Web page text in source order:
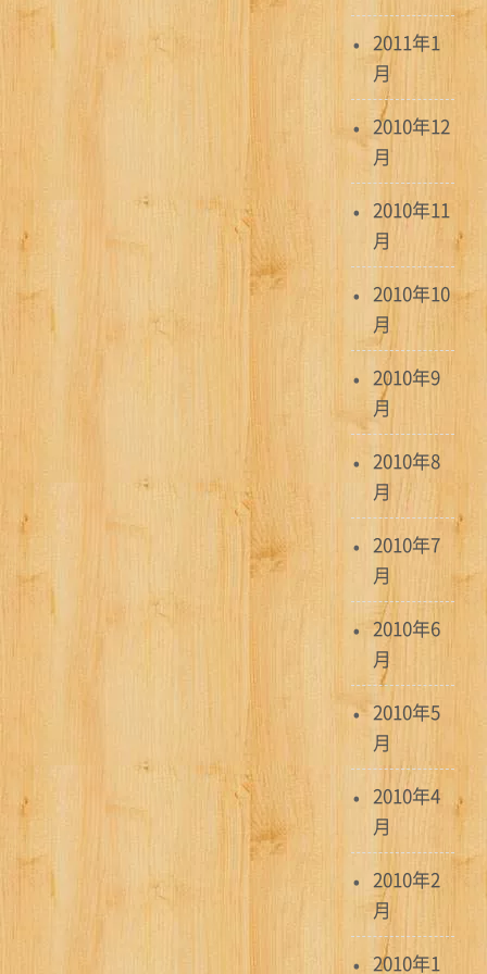
2011年1
月
2010年12
月
2010年11
月
2010年10
月
2010年9
月
2010年8
月
2010年7
月
2010年6
月
2010年5
月
2010年4
月
2010年2
月
2010年1